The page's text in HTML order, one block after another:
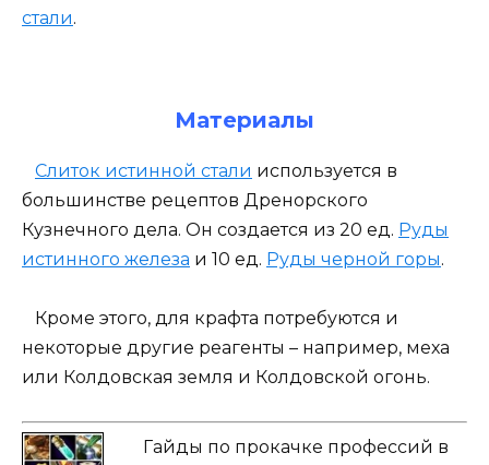
стали.
Материалы
Слиток истинной стали используется в
большинстве рецептов Дренорского
Кузнечного дела. Он создается из 20 ед. Руды
истинного железа и 10 ед. Руды черной горы.
Кроме этого, для крафта потребуются и
некоторые другие реагенты – например, меха
или Колдовская земля и Колдовской огонь.
Гайды по прокачке профессий в